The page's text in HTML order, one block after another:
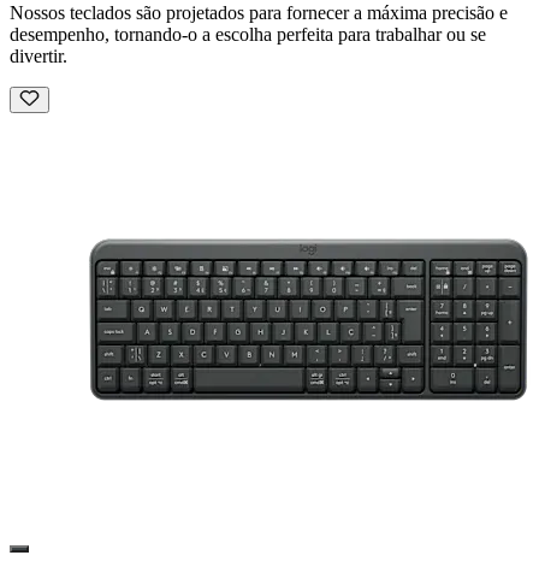
Nossos teclados são projetados para fornecer a máxima precisão e
desempenho, tornando-o a escolha perfeita para trabalhar ou se
divertir.